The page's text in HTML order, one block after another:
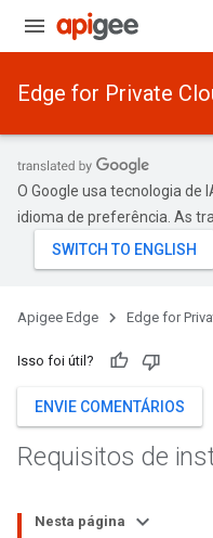
Edge for Private
O Google usa tecnologia de
idioma de preferência. As
Apigee Edge Edge for
Isso foi útil?
ENVIE COMENTÁRIOS
Requisitos de
Nesta página